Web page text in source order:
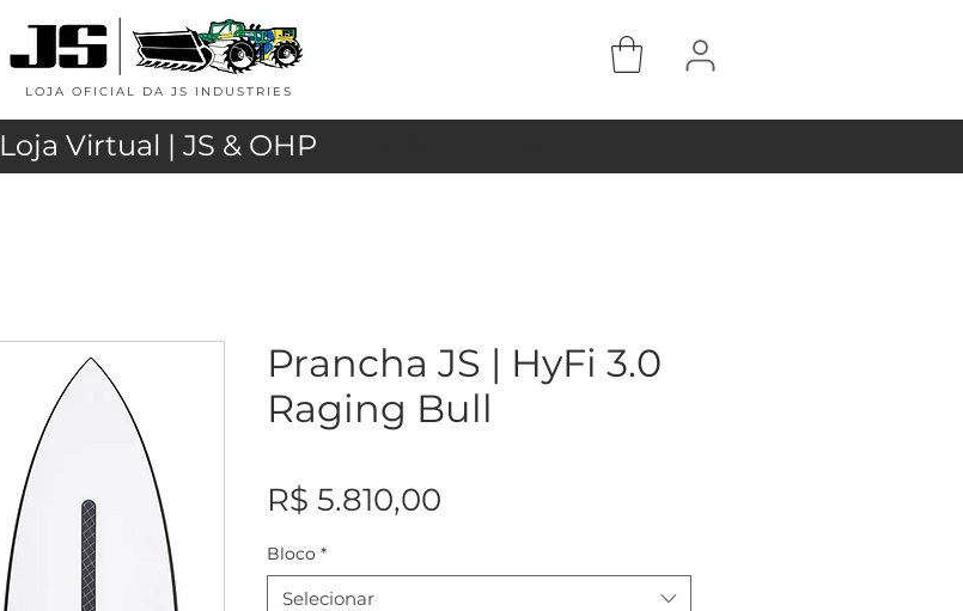
LOJA OFICIAL DA JS INDUSTRIES
Loja Virtual | JS & OHP
Prancha JS | HyFi 3.0
Raging Bull
R$ 5.810,00
Bloco *
Selecionar